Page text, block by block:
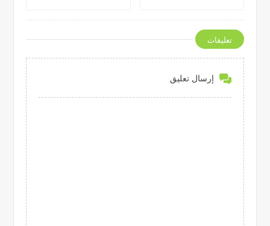
تعليقات
إرسال تعليق